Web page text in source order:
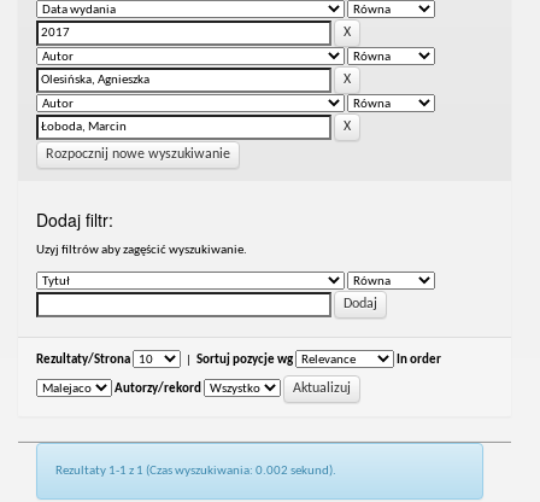
Rozpocznij nowe wyszukiwanie
Dodaj filtr:
Uzyj filtrów aby zagęścić wyszukiwanie.
Rezultaty/Strona Sortuj pozycje wg In order
Autorzy/rekord
Rezultaty 1-1 z 1 (Czas wyszukiwania: 0.002 sekund).